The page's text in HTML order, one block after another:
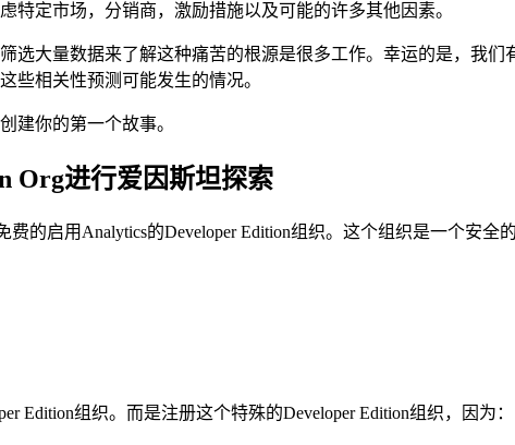
特定市场，分销商，激励措施以及可能的许多其他因素。
选大量数据来了解这种痛苦的根源是很多工作。幸运的是，我
些相关性预测可能发生的情况。
建你的第一个故事。
Org进行爱因斯坦探索
费的启用Analytics的Developer Edition组织。这个组织是一个安全
Edition组织。而是注册这个特殊的Developer Edition组织，因为：